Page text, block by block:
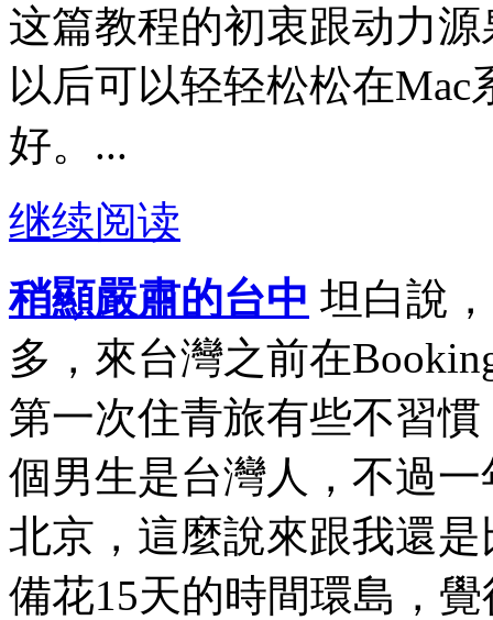
这篇教程的初衷跟动力
以后可以轻轻松松在
好。...
继续阅读
稍顯嚴肅的台中 坦白說
多，來台灣之前在
第一次住青旅有些不習
個男生是台灣人，不過
北京，這麼說來跟我還
備花15天的時間環島，